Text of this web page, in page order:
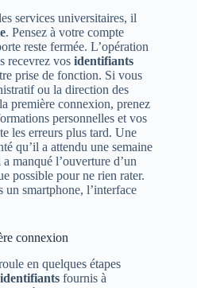
services universitaires, il
. Pensez à votre compte
reste fermée. L’opération
recevrez vos identifiants
prise de fonction. Si vous
ou la direction des
première connexion, prenez
personnelles et vos
les erreurs plus tard. Une
qu’il a attendu une semaine
manqué l’ouverture d’un
possible pour ne rien rater.
un smartphone, l’interface
connexion
en quelques étapes
identifiants fournis à